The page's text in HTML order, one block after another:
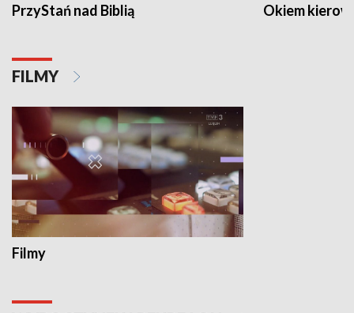
PrzyStań nad Biblią Okiem
FILMY
Filmy